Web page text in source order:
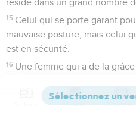
réside dans un grand nombre
15 Celui qui se porte garant
mauvaise posture, mais celui
est en sécurité.
16 Une femme qui a de la
L'homme bon se fait du bien
Versions Commentaires